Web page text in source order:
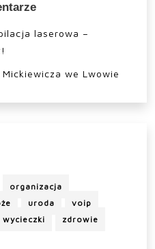
laserowa –
Mickiewicza we Lwowie
organizacja
uroda
voip
wycieczki
zdrowie